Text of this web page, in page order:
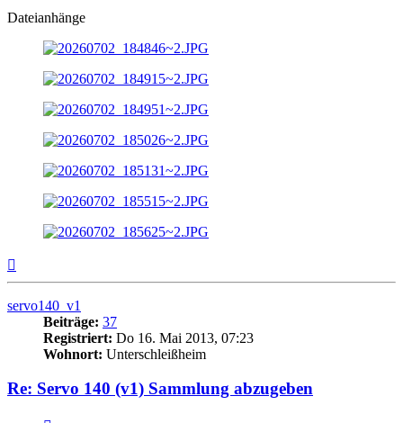
Dateianhänge
servo140_v1
Beiträge: 37
Registriert: Do 16. Mai 2013, 07:23
Wohnort: Unterschleißheim
Re: Servo 140 (v1) Sammlung abzugeben